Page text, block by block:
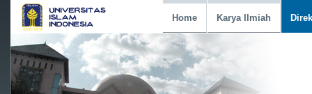
Home Karya Ilmiah